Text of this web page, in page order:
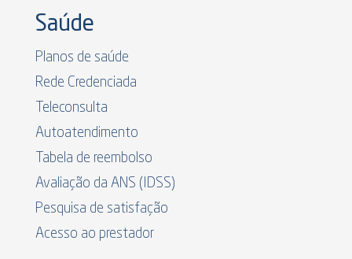
Saúde
Planos de saúde
Rede Credenciada
Teleconsulta
Autoatendimento
Tabela de reembolso
Avaliação da ANS (IDSS)
Pesquisa de satisfação
Acesso ao prestador